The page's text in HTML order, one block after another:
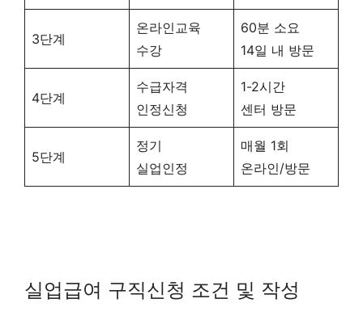
3단계
온라인교육
수강
60분 소요
14일 내 방문
4단계
수급자격
인정신청
1-2시간
센터 방문
5단계
정기
실업인정
매월 1회
온라인/방문
실업급여 구직신청 조건 및 작성